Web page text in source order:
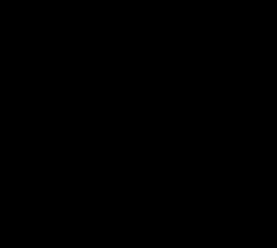
wir mehrere Briefe
ich ihn im Gefängnis.
tiefstes Bedauern aus,
von politischer Gewalt
mich für seine